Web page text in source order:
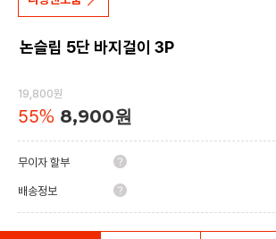
논슬립 5단 바지걸이 3P
19,800원
55% 8,900원
무이자 할부
배송정보